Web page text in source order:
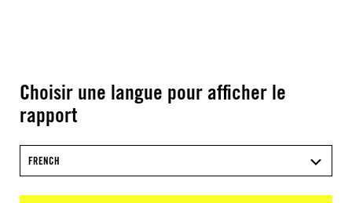
Choisir une langue pour afficher le
rapport
FRENCH